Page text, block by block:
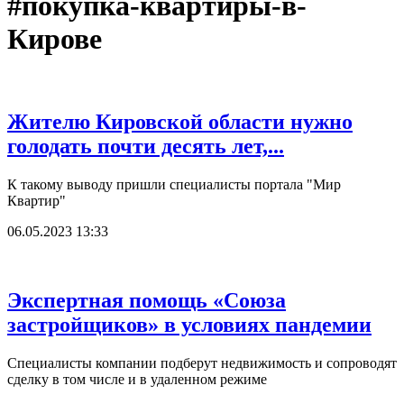
Кирове
Жителю Кировской области нужно
голодать почти десять лет,...
К такому выводу пришли специалисты портала "Мир
Квартир"
06.05.2023 13:33
Экспертная помощь «Союза
застройщиков» в условиях пандемии
Специалисты компании подберут недвижимость и сопроводят
сделку в том числе и в удаленном режиме